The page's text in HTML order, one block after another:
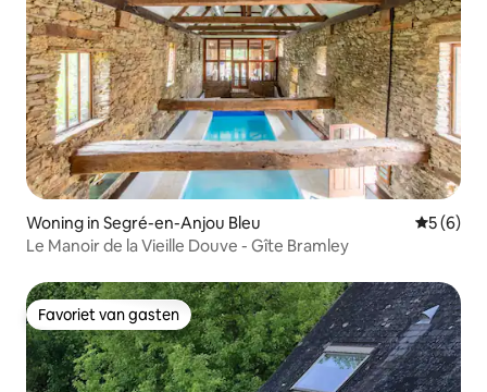
Woning in Segré-en-Anjou Bleu
5 (6)
Le Manoir de la Vieille Douve - Gîte Bramley
Favoriet van gasten
Favoriet van gasten